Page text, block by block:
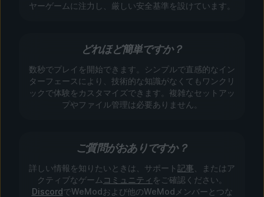
ヤーゲームに注力し、厳しい安全基準を設けています。
どれほど簡単ですか？
数秒でプレイを開始できます。シンプルで直感的なイン
ターフェースにより、技術的な知識がなくてもワンクリ
ックで体験をカスタマイズできます。複雑なセットアッ
プやファイル管理は必要ありません。
ご質問がおありですか？
詳しい情報を知りたいときは、サポート 記事 、またはア
クティブなゲーム コミュニティ をご確認ください。
DiscordでWeModおよび他のWeModメンバーとつな